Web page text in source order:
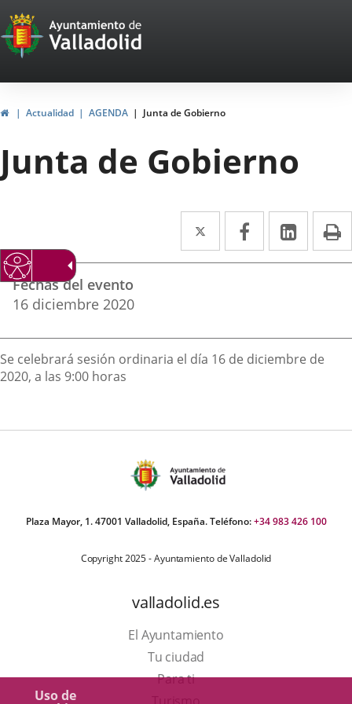
Uso de
Portal
Web
del
Ayuntamiento
de
Valladolid
InicioActualidad AGENDA Junta de Gobierno
Junta de Gobierno
Twitter
Enlace
a
externa.
Facebook
Enlace
a
externa.
Enlace
a
Datos
del
evento
Fechas del evento
16 diciembre 2020
Descripción
Se celebrará sesión ordinaria el día 16 de diciembre de
2020, a las 9:00 horas
Plaza Mayor, 1. 47001 Valladolid, España. Teléfono:+34 983 426 100
Copyright 2025 - Ayuntamiento de Valladolid
valladolid.es
El Ayuntamiento
Tu ciudad
Para ti